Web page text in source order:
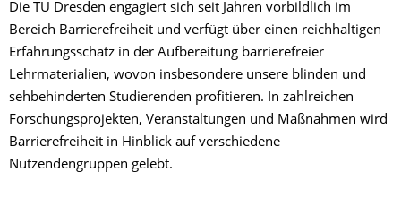
Die TU Dresden engagiert sich seit Jahren vorbildlich im
Bereich Barrierefreiheit und verfügt über einen reichhaltigen
Erfahrungsschatz in der Aufbereitung barrierefreier
Lehrmaterialien, wovon insbesondere unsere blinden und
sehbehinderten Studierenden profitieren. In zahlreichen
Forschungsprojekten, Veranstaltungen und Maßnahmen wird
Barrierefreiheit in Hinblick auf verschiedene
Nutzendengruppen gelebt.